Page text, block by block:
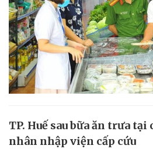
TP. Huế sau bữa ăn trưa tại
nhân nhập viện cấp cứu